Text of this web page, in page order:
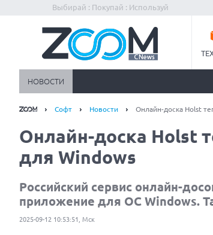
Выбирай : Покупай : Используй
НОВОСТИ
Софт Новости Онлайн-доска Holst
Онлайн-доска Holst
для Windows
Российский сервис онлайн-
приложение для ОС Windows.
2025-09-12 10:53:51, Мск